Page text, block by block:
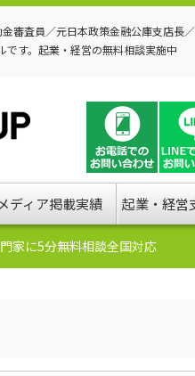
審査員／元日本政策金融公庫支店長
す。起業・経営の無料相談実施中
メディア掲載実績 起業・経営
家に5分無料相談全国対応